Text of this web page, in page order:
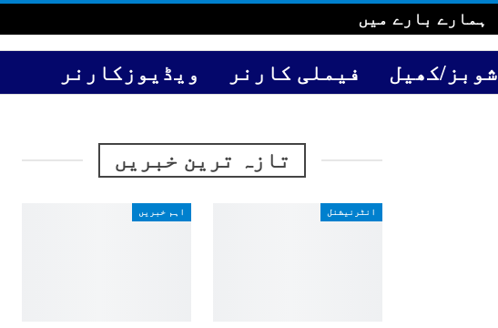
ہمارے بارے میں
شوبز/کھیل فیملی کارنر
ویڈیوزکارنر
تازہ ترین خبریں
انٹرنیشنل اہم خبریں